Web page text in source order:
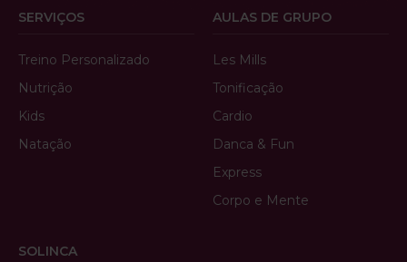
SERVIÇOS
Treino Personalizado
Nutrição
Kids
Natação
AULAS DE GRUPO
Les Mills
Tonificação
Cardio
Danca & Fun
Express
Corpo e Mente
SOLINCA